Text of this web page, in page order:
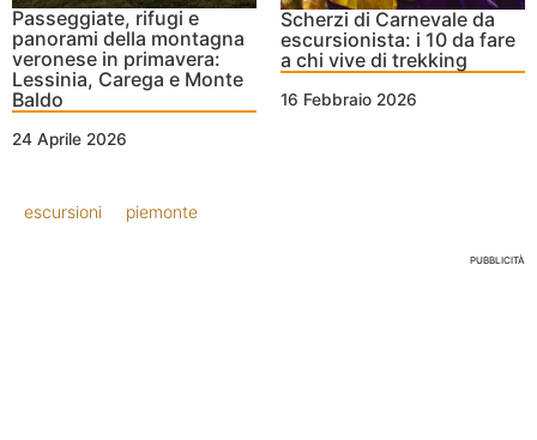
Passeggiate, rifugi e
panorami della montagna
veronese in primavera:
Lessinia, Carega e Monte
Baldo
24 Aprile 2026
Scherzi di Carnevale da
escursionista: i 10 da fare
a chi vive di trekking
16 Febbraio 2026
escursioni piemonte
PUBBLICITÀ